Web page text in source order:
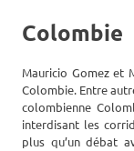
Colombie
Mauricio Gomez et
Colombie. Entre
colombienne
interdisant les
plus qu’un débat